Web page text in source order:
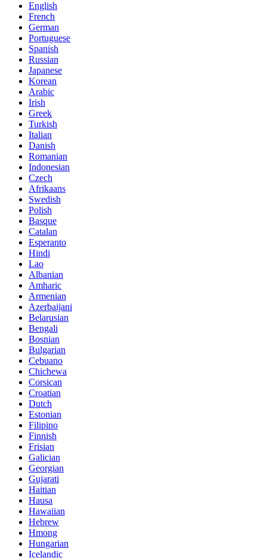
English
French
German
Portuguese
Spanish
Russian
Japanese
Korean
Arabic
Irish
Greek
Turkish
Italian
Danish
Romanian
Indonesian
Czech
Afrikaans
Swedish
Polish
Basque
Catalan
Esperanto
Hindi
Lao
Albanian
Amharic
Armenian
Azerbaijani
Belarusian
Bengali
Bosnian
Bulgarian
Cebuano
Chichewa
Corsican
Croatian
Dutch
Estonian
Filipino
Finnish
Frisian
Galician
Georgian
Gujarati
Haitian
Hausa
Hawaiian
Hebrew
Hmong
Hungarian
Icelandic